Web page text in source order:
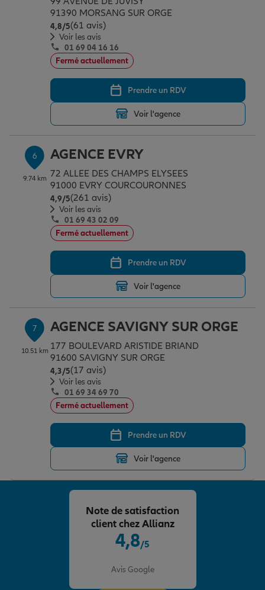
91390 MORSANG SUR ORGE
4,8/5Note de 4.8 sur 5
(61 avis)
Voir les avis
01 69 04 16 16
Fermé actuellement
Prendre un RDV
Voir l'agence
6
9.74 km
AGENCE EVRY
72 ALLEE DES CHAMPS ELYSEES
91000 EVRY COURCOURONNES
4,9/5Note de 4.9 sur 5
(261 avis)
Voir les avis
01 69 43 02 09
Fermé actuellement
Prendre un RDV
Voir l'agence
7
10.51 km
AGENCE SAVIGNY SUR ORGE
177 BOULEVARD ARISTIDE BRIAND
91600 SAVIGNY SUR ORGE
4,3/5Note de 4.3 sur 5
(17 avis)
Voir les avis
01 69 34 69 70
Fermé actuellement
Prendre un RDV
Voir l'agence
4,8/5
Avis Google
Note de satisfaction
client chez Allianz